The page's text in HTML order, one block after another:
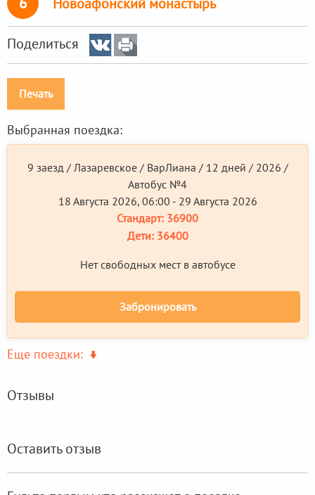
Поделиться
Печать
Выбранная поездка:
9 заезд / Лазаревское / ВарЛиана / 12 дней / 2026 /
Автобус №4
18 Августа 2026, 06:00 - 29 Августа 2026
Стандарт: 36900
Дети:36400
Нет свободных мест в автобусе
Забронировать
Еще поездки:
Отзывы
Оставить отзыв